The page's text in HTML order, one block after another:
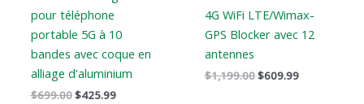
pour téléphone
portable 5G à 10
bandes avec coque en
alliage d'aluminium
$699.00$425.99
4G WiFi LTE/Wimax-
GPS Blocker avec 12
antennes
$1,199.00$609.99